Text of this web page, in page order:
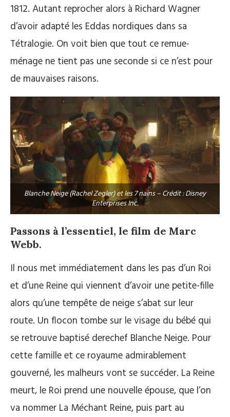
1812. Autant reprocher alors à Richard Wagner
d’avoir adapté les Eddas nordiques dans sa
Tétralogie. On voit bien que tout ce remue-
ménage ne tient pas une seconde si ce n’est pour
de mauvaises raisons.
Blanche Neige (Rachel Zegler) et les 7 nains – Crédit : Disney
Enterprises Inc.
Passons à l’essentiel, le film de Marc
Webb.
Il nous met immédiatement dans les pas d’un Roi
et d’une Reine qui viennent d’avoir une petite-fille
alors qu’une tempête de neige s’abat sur leur
route. Un flocon tombe sur le visage du bébé qui
se retrouve baptisé derechef Blanche Neige. Pour
cette famille et ce royaume admirablement
gouverné, les malheurs vont se succéder. La Reine
meurt, le Roi prend une nouvelle épouse, que l’on
va nommer La Méchant Reine, puis part au